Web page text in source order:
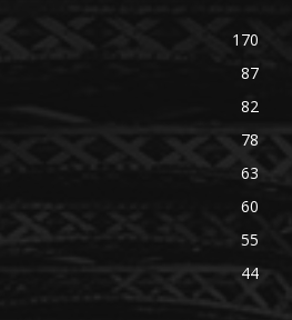
170
87
82
78
63
60
55
44